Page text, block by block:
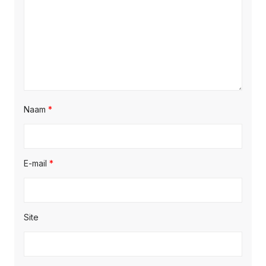
Naam *
E-mail *
Site